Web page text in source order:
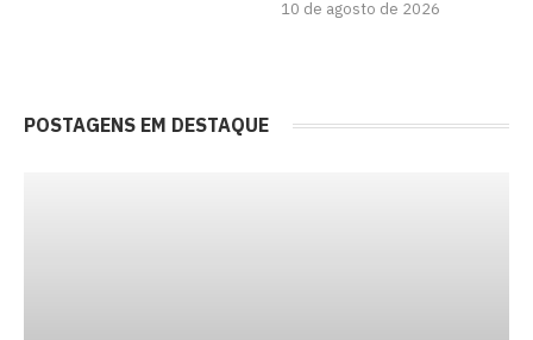
10 de agosto de 2026
POSTAGENS EM DESTAQUE